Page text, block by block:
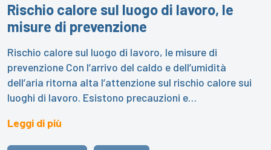
Rischio calore sul luogo di lavoro, le
misure di prevenzione
Rischio calore sul luogo di lavoro, le misure di
prevenzione Con l’arrivo del caldo e dell’umidità
dell’aria ritorna alta l’attenzione sul rischio calore sui
luoghi di lavoro. Esistono precauzioni e…
Leggi di più